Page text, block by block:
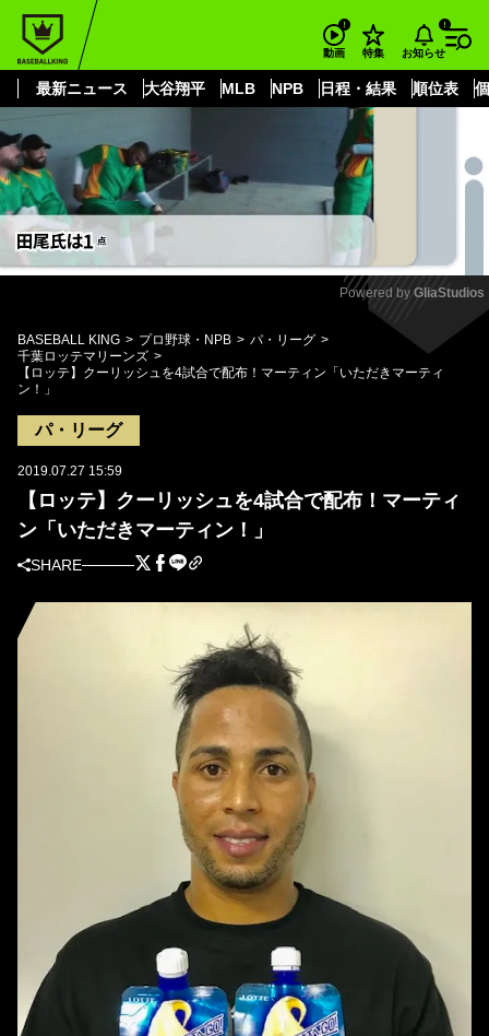
動画 特集 お知らせ
最新ニュース 大谷翔平 MLB NPB 日程・結果 順位表
もっと見る
Mute
Powered by GliaStudios
BASEBALL KING プロ野球・NPB
パ・リーグ
千葉ロッテマリーンズ
【ロッテ】クーリッシュを4試合で配布！マーティン「いただきマーティ
ン！」
パ・リーグ
2019.07.27 15:59
【ロッテ】クーリッシュを4試合で配布！マーティ
ン「いただきマーティン！」
SHARE